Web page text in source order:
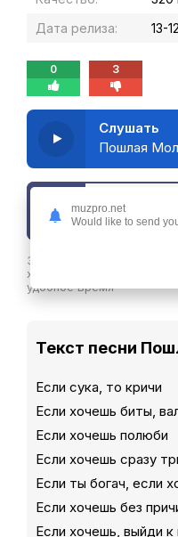
Дата релиза:
13-
0 3
Слушать
Пошлая
Скачать
Здесь вы можете
хорошем качестве или
удобное время
Текст песни
Если сука, то кричи
Если хочешь биты,
Если хочешь полюби
Если хочешь сразу
Если ты богач, если
Если хочешь без
Если хочешь, выйди к
muzpro.net
Would like to send